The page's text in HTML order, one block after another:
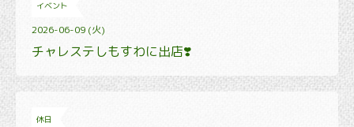
イベント
2026-06-09 (火)
チャレステしもすわに出店❣️
休日